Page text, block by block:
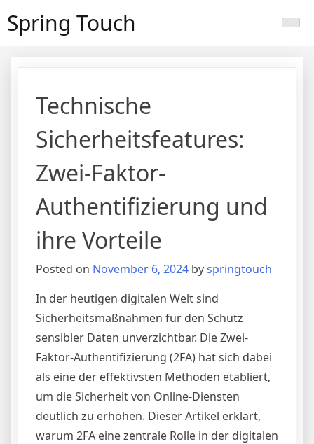
toSpring Touch
Technische
Sicherheitsfeatures:
Zwei-Faktor-
Authentifizierung und
ihre Vorteile
Posted on November 6, 2024 byspringtouch
In der heutigen digitalen Welt sind
Sicherheitsmaßnahmen für den Schutz
sensibler Daten unverzichtbar. Die Zwei-
Faktor-Authentifizierung (2FA) hat sich dabei
als eine der effektivsten Methoden etabliert,
um die Sicherheit von Online-Diensten
deutlich zu erhöhen. Dieser Artikel erklärt,
warum 2FA eine zentrale Rolle in der digitalen